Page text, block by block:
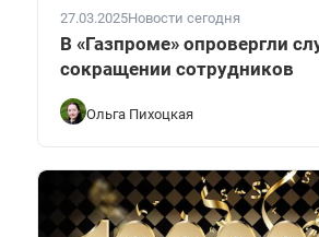
27.03.2025Новости сегодня
В «Газпроме» опровергли
сокращении сотрудников
Ольга Пихоцкая